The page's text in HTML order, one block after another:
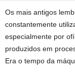
Os mais antigos
constantemente
especialmente por
produzidos em
Era o tempo da